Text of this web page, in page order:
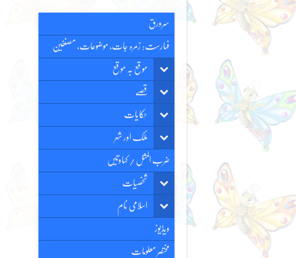
سرورق
فہارست: زمرہ جات، موضوعات، مصنفین
موقع بہ موقع
قصّے
حکایات
ملک اور شہر
ضرب المثل / کہاوتیں
شخصیات
اسلامی نام
ویڈیوز
مختصر معلومات